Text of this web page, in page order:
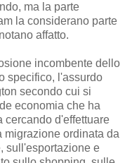
ma la parte
la considerano parte
affatto.
incombente dello
specifico, l'assurdo
secondo cui si
economia che ha
cercando d'effettuare
migrazione ordinata da
sull'esportazione e